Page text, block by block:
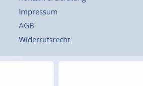
Impressum
AGB
Widerrufsrecht